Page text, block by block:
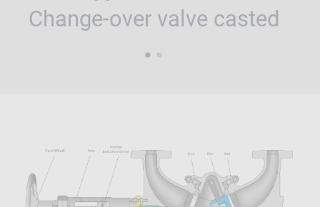
Change-over valve casted
1